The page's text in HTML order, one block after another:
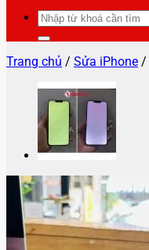
Tìm
kiếm:
Trang chủ / Sửa iPhone /